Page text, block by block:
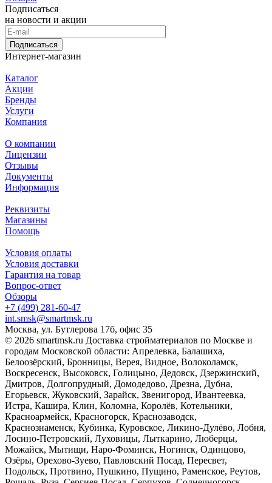
Подписаться
на новости и акции
Подписаться
Интернет-магазин
Каталог
Акции
Бренды
Услуги
Компания
О компании
Лицензии
Отзывы
Документы
Информация
Реквизиты
Магазины
Помощь
Условия оплаты
Условия доставки
Гарантия на товар
Вопрос-ответ
Обзоры
+7 (499) 281-60-47
int.smsk@smartmsk.ru
Москва, ул. Бутлерова 17б, офис 35
© 2026 smartmsk.ru Доставка стройматериалов по Москве и
городам Московской области: Апрелевка, Балашиха,
Белоозёрский, Бронницы, Верея, Видное, Волоколамск,
Воскресенск, Высоковск, Голицыно, Дедовск, Дзержинский,
Дмитров, Долгопрудный, Домодедово, Дрезна, Дубна,
Егорьевск, Жуковский, Зарайск, Звенигород, Ивантеевка,
Истра, Кашира, Клин, Коломна, Королёв, Котельники,
Красноармейск, Красногорск, Краснозаводск,
Краснознаменск, Кубинка, Куровское, Ликино-Дулёво, Лобня,
Лосино-Петровский, Луховицы, Лыткарино, Люберцы,
Можайск, Мытищи, Наро-Фоминск, Ногинск, Одинцово,
Озёры, Орехово-Зуево, Павловский Посад, Пересвет,
Подольск, Протвино, Пушкино, Пущино, Раменское, Реутов,